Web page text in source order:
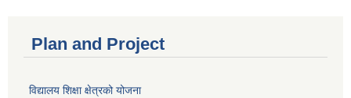
Plan and Project
विद्यालय शिक्षा क्षेत्रको योजना